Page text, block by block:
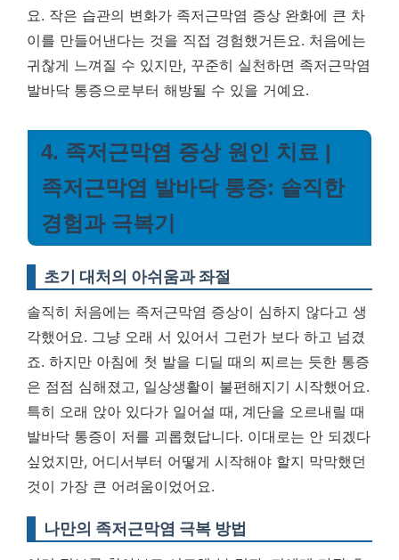
요. 작은 습관의 변화가 족저근막염 증상 완화에 큰 차
이를 만들어낸다는 것을 직접 경험했거든요. 처음에는
귀찮게 느껴질 수 있지만, 꾸준히 실천하면 족저근막염
발바닥 통증으로부터 해방될 수 있을 거예요.
4. 족저근막염 증상 원인 치료 |
족저근막염 발바닥 통증: 솔직한
경험과 극복기
초기 대처의 아쉬움과 좌절
솔직히 처음에는 족저근막염 증상이 심하지 않다고 생
각했어요. 그냥 오래 서 있어서 그런가 보다 하고 넘겼
죠. 하지만 아침에 첫 발을 디딜 때의 찌르는 듯한 통증
은 점점 심해졌고, 일상생활이 불편해지기 시작했어요.
특히 오래 앉아 있다가 일어설 때, 계단을 오르내릴 때
발바닥 통증이 저를 괴롭혔답니다. 이대로는 안 되겠다
싶었지만, 어디서부터 어떻게 시작해야 할지 막막했던
것이 가장 큰 어려움이었어요.
나만의 족저근막염 극복 방법